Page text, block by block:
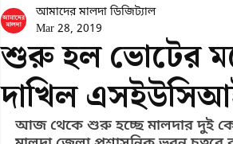
শুরু হল ভোটের
দাখিল
আমাদের মালদা ডিজিট্যাল
Mar 28, 2019
আজ থেকে শুরু হচ্ছে মালদার দুই